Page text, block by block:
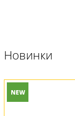
Новинки
NEW